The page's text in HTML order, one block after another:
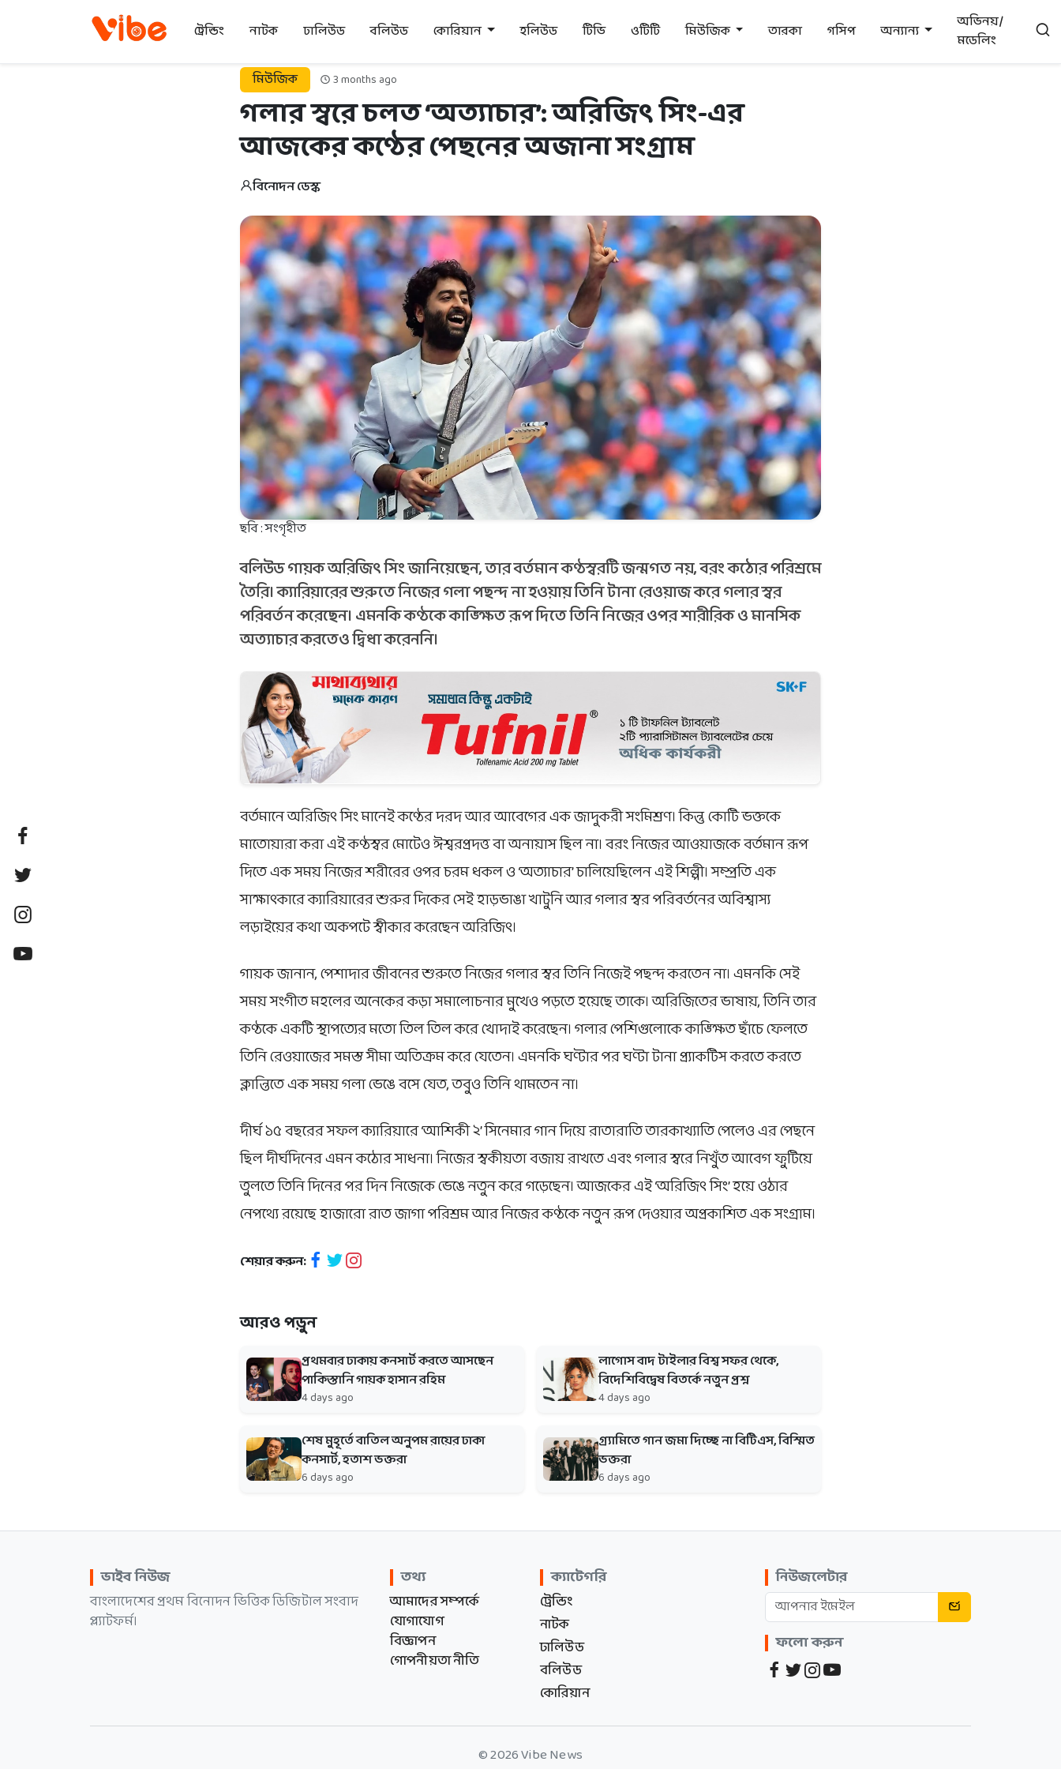
ট্রেন্ডিং নাটক ঢালিউড বলিউড কোরিয়ান হলিউড টিভি ওটিটি মিউজিক তারকা গসিপ অন্যান্য
অভিনয়/
মডেলিং
মিউজিক
3 months ago
গলার স্বরে চলত ‘অত্যাচার’: অরিজিৎ সিং-এর
আজকের কণ্ঠের পেছনের অজানা সংগ্রাম
বিনোদন ডেস্ক
ছবি : সংগৃহীত
বলিউড গায়ক অরিজিৎ সিং জানিয়েছেন, তার বর্তমান কণ্ঠস্বরটি জন্মগত নয়, বরং কঠোর পরিশ্রমে
তৈরি। ক্যারিয়ারের শুরুতে নিজের গলা পছন্দ না হওয়ায় তিনি টানা রেওয়াজ করে গলার স্বর
পরিবর্তন করেছেন। এমনকি কণ্ঠকে কাঙ্ক্ষিত রূপ দিতে তিনি নিজের ওপর শারীরিক ও মানসিক
অত্যাচার করতেও দ্বিধা করেননি।
বর্তমানে অরিজিৎ সিং মানেই কণ্ঠের দরদ আর আবেগের এক জাদুকরী সংমিশ্রণ। কিন্তু কোটি ভক্তকে
মাতোয়ারা করা এই কণ্ঠস্বর মোটেও ঈশ্বরপ্রদত্ত বা অনায়াস ছিল না। বরং নিজের আওয়াজকে বর্তমান রূপ
দিতে এক সময় নিজের শরীরের ওপর চরম ধকল ও ‘অত্যাচার’ চালিয়েছিলেন এই শিল্পী। সম্প্রতি এক
সাক্ষাৎকারে ক্যারিয়ারের শুরুর দিকের সেই হাড়ভাঙা খাটুনি আর গলার স্বর পরিবর্তনের অবিশ্বাস্য
লড়াইয়ের কথা অকপটে স্বীকার করেছেন অরিজিৎ।
গায়ক জানান, পেশাদার জীবনের শুরুতে নিজের গলার স্বর তিনি নিজেই পছন্দ করতেন না। এমনকি সেই
সময় সংগীত মহলের অনেকের কড়া সমালোচনার মুখেও পড়তে হয়েছে তাকে। অরিজিতের ভাষায়, তিনি তার
কণ্ঠকে একটি স্থাপত্যের মতো তিল তিল করে খোদাই করেছেন। গলার পেশিগুলোকে কাঙ্ক্ষিত ছাঁচে ফেলতে
তিনি রেওয়াজের সমস্ত সীমা অতিক্রম করে যেতেন। এমনকি ঘণ্টার পর ঘণ্টা টানা প্র্যাকটিস করতে করতে
ক্লান্তিতে এক সময় গলা ভেঙে বসে যেত, তবুও তিনি থামতেন না।
দীর্ঘ ১৫ বছরের সফল ক্যারিয়ারে ‘আশিকী ২’ সিনেমার গান দিয়ে রাতারাতি তারকাখ্যাতি পেলেও এর পেছনে
ছিল দীর্ঘদিনের এমন কঠোর সাধনা। নিজের স্বকীয়তা বজায় রাখতে এবং গলার স্বরে নিখুঁত আবেগ ফুটিয়ে
তুলতে তিনি দিনের পর দিন নিজেকে ভেঙে নতুন করে গড়েছেন। আজকের এই ‘অরিজিৎ সিং’ হয়ে ওঠার
নেপথ্যে রয়েছে হাজারো রাত জাগা পরিশ্রম আর নিজের কণ্ঠকে নতুন রূপ দেওয়ার অপ্রকাশিত এক সংগ্রাম।
শেয়ার করুন:
আরও পড়ুন
প্রথমবার ঢাকায় কনসার্ট করতে আসছেন
পাকিস্তানি গায়ক হাসান রহিম
4 days ago
লাগোস বাদ টাইলার বিশ্ব সফর থেকে,
বিদেশিবিদ্বেষ বিতর্কে নতুন প্রশ্ন
4 days ago
শেষ মুহূর্তে বাতিল অনুপম রায়ের ঢাকা
কনসার্ট, হতাশ ভক্তরা
6 days ago
গ্র্যামিতে গান জমা দিচ্ছে না বিটিএস, বিস্মিত
ভক্তরা
6 days ago
ভাইব নিউজ
বাংলাদেশের প্রথম বিনোদন ভিত্তিক ডিজিটাল সংবাদ
প্ল্যাটফর্ম।
তথ্য
আমাদের সম্পর্কে
যোগাযোগ
বিজ্ঞাপন
গোপনীয়তা নীতি
ক্যাটেগরি
ট্রেন্ডিং
নাটক
ঢালিউড
বলিউড
কোরিয়ান
নিউজলেটার
ফলো করুন
© 2026 Vibe News